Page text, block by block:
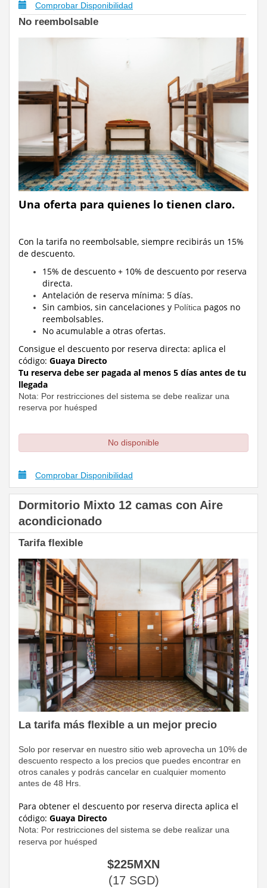
Comprobar Disponibilidad
No reembolsable
Una oferta para quienes lo tienen claro.
Con la tarifa no reembolsable, siempre recibirás un 15%
de descuento.
15% de descuento + 10% de descuento por reserva
directa.
Antelación de reserva mínima: 5 días.
Sin cambios, sin cancelaciones y Política pagos no
reembolsables.
No acumulable a otras ofertas.
Consigue el descuento por reserva directa: aplica el
código: Guaya Directo
Tu reserva debe ser pagada al menos 5 días antes de tu
llegada
Nota: Por restricciones del sistema se debe realizar una
reserva por huésped
No disponible
Comprobar Disponibilidad
Dormitorio Mixto 12 camas con Aire
acondicionado
Tarifa flexible
La tarifa más flexible a un mejor precio
Solo por reservar en nuestro sitio web aprovecha un 10% de
descuento respecto a los precios que puedes encontrar en
otros canales y podrás cancelar en cualquier momento
antes de 48 Hrs.
Para obtener el descuento por reserva directa aplica el
código: Guaya Directo
Nota: Por restricciones del sistema se debe realizar una
reserva por huésped
$225MXN
(17SGD)